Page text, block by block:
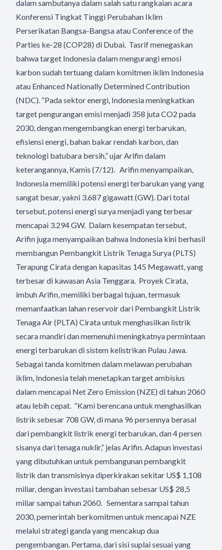
dalam sambutanya dalam salah satu rangkaian acara
Konferensi Tingkat Tinggi Perubahan Iklim
Perserikatan Bangsa-Bangsa atau Conference of the
Parties ke-28 (COP28) di Dubai. Tasrif menegaskan
bahwa target Indonesia dalam mengurangi emosi
karbon sudah tertuang dalam komitmen iklim Indonesia
atau Enhanced Nationally Determined Contribution
(NDC). “Pada sektor energi, Indonesia meningkatkan
target pengurangan emisi menjadi 358 juta CO2 pada
2030, dengan mengembangkan energi terbarukan,
efisiensi energi, bahan bakar rendah karbon, dan
teknologi batubara bersih,” ujar Arifin dalam
keterangannya, Kamis (7/12). Arifin menyampaikan,
Indonesia memiliki potensi energi terbarukan yang yang
sangat besar, yakni 3.687 gigawatt (GW). Dari total
tersebut, potensi energi surya menjadi yang terbesar
mencapai 3.294 GW. Dalam kesempatan tersebut,
Arifin juga menyampaikan bahwa Indonesia kini berhasil
membangun Pembangkit Listrik Tenaga Surya (PLTS)
Terapung Cirata dengan kapasitas 145 Megawatt, yang
terbesar di kawasan Asia Tenggara. Proyek Cirata,
imbuh Arifin, memiliki berbagai tujuan, termasuk
memanfaatkan lahan reservoir dari Pembangkit Listrik
Tenaga Air (PLTA) Cirata untuk menghasilkan listrik
secara mandiri dan memenuhi meningkatnya permintaan
energi terbarukan di sistem kelistrikan Pulau Jawa.
Sebagai tanda komitmen dalam melawan perubahan
iklim, Indonesia telah menetapkan target ambisius
dalam mencapai Net Zero Emission (NZE) di tahun 2060
atau lebih cepat. “Kami berencana untuk menghasilkan
listrik sebesar 708 GW, di mana 96 persennya berasal
dari pembangkit listrik energi terbarukan, dan 4 persen
sisanya dari tenaga nuklir,” jelas Arifin. Adapun investasi
yang dibutuhkan untuk pembangunan pembangkit
listrik dan transmisinya diperkirakan sekitar US$ 1,108
miliar, dengan investasi tambahan sebesar US$ 28,5
miliar sampai tahun 2060. Sementara sampai tahun
2030, pemerintah berkomitmen untuk mencapai NZE
melalui strategi ganda yang mencakup dua
pengembangan. Pertama, dari sisi suplai sesuai yang